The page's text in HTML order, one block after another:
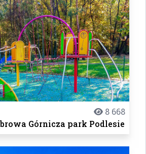
8 668
Górnicza park Podlesie